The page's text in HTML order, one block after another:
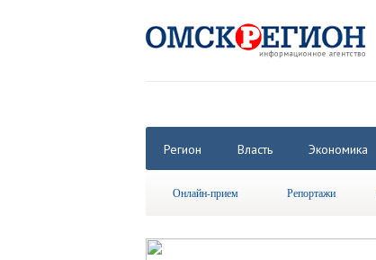
Регион Власть Экономика
Онлайн-прием Репортажи